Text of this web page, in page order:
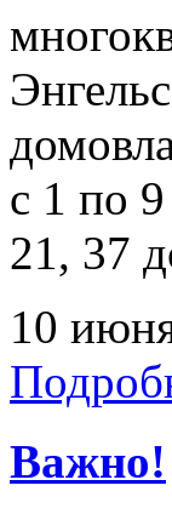
с 1 по
21, 37
10
Важно!